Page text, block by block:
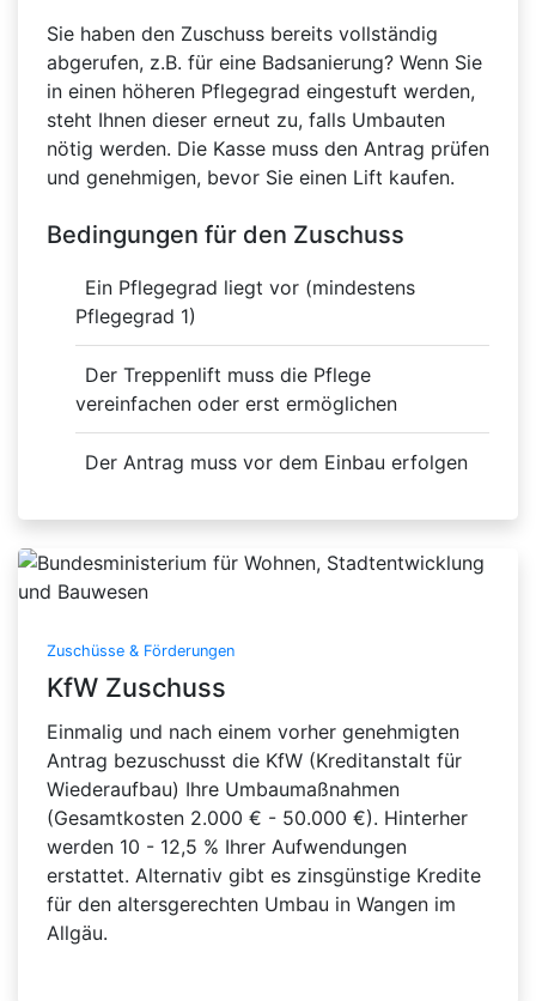
Sie haben den Zuschuss bereits vollständig
abgerufen, z.B. für eine Badsanierung? Wenn Sie
in einen höheren Pflegegrad eingestuft werden,
steht Ihnen dieser erneut zu, falls Umbauten
nötig werden. Die Kasse muss den Antrag prüfen
und genehmigen, bevor Sie einen Lift kaufen.
Bedingungen für den Zuschuss
Ein Pflegegrad liegt vor (mindestens
Pflegegrad 1)
Der Treppenlift muss die Pflege
vereinfachen oder erst ermöglichen
Der Antrag muss vor dem Einbau erfolgen
Zuschüsse & Förderungen
KfW Zuschuss
Einmalig und nach einem vorher genehmigten
Antrag bezuschusst die KfW (Kreditanstalt für
Wiederaufbau) Ihre Umbaumaßnahmen
(Gesamtkosten 2.000 € - 50.000 €). Hinterher
werden 10 - 12,5 % Ihrer Aufwendungen
erstattet. Alternativ gibt es zinsgünstige Kredite
für den altersgerechten Umbau in Wangen im
Allgäu.